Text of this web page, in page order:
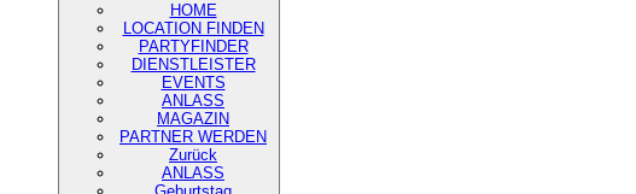
HOME
LOCATION FINDEN
PARTYFINDER
DIENSTLEISTER
EVENTS
ANLASS
MAGAZIN
PARTNER WERDEN
Zurück
ANLASS